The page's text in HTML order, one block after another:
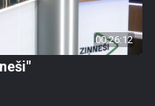
00:26:12